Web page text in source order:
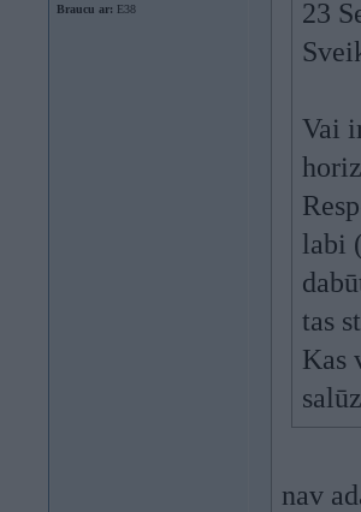
Braucu ar: E38
23
Vai
labi
tas
Kas
nav